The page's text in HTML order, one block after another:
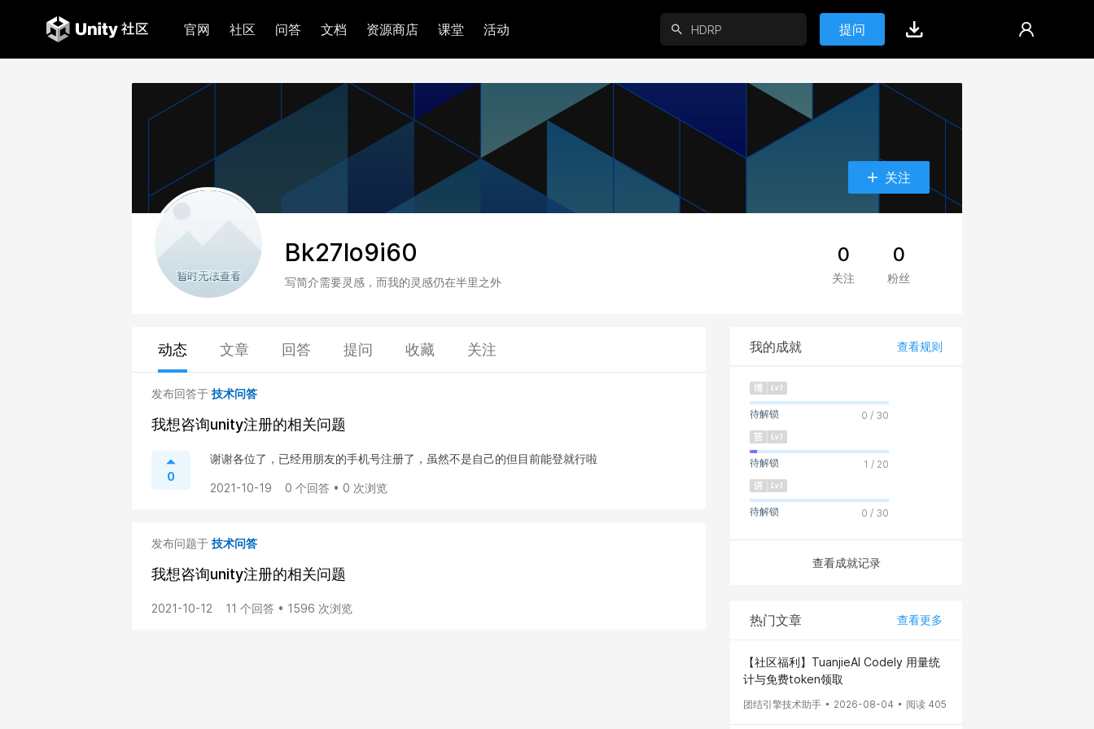
官网 社区 问答 文档 资源商店 课堂 活动 提问
关注
Bk27lo9i60
写简介需要灵感，而我的灵感仍在半里之外
0
关注
0
粉丝
动态 文章 回答 提问 收藏 关注
发布回答于 技术问答
我想咨询unity注册的相关问题
0
谢谢各位了，已经用朋友的手机号注册了，虽然不是自己的但目前能登就行啦
2021-10-19 0 个回答 • 0 次浏览
发布问题于 技术问答
我想咨询unity注册的相关问题
2021-10-12 11 个回答 • 1596 次浏览
我的成就 查看规则
待解锁 0 / 30
待解锁 1 / 20
待解锁 0 / 30
查看成就记录
热门文章 查看更多
【社区福利】TuanjieAI Codely 用量统
计与免费token领取
团结引擎技术助手 2026-08-04 阅读 405